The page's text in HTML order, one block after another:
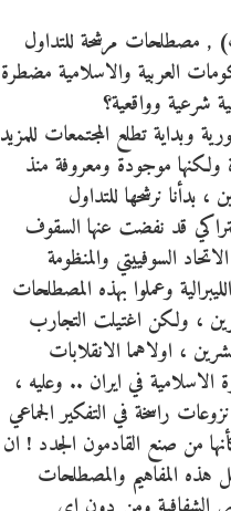
, مصطلحات مرشحة للتداول
العربية والاسلامية مضطرة
شرعية وواقعية؟
وبداية تطلع المجتمعات للمزيد
موجودة ومعروفة منذ
نرشحها للتداول
الاشتراكي قد نفضت عنها السقوف
السوفييتي والمنظومة
وعملوا بهذه المصطلحات
، ولكن اغتيلت التجارب
، اولاهما الانقلابات
الاسلامية في ايران .. وعليه ،
راسخة في التفكير الجماعي
من صنع القادمون الجدد ! ان
هذه المفاهيم والمصطلحات